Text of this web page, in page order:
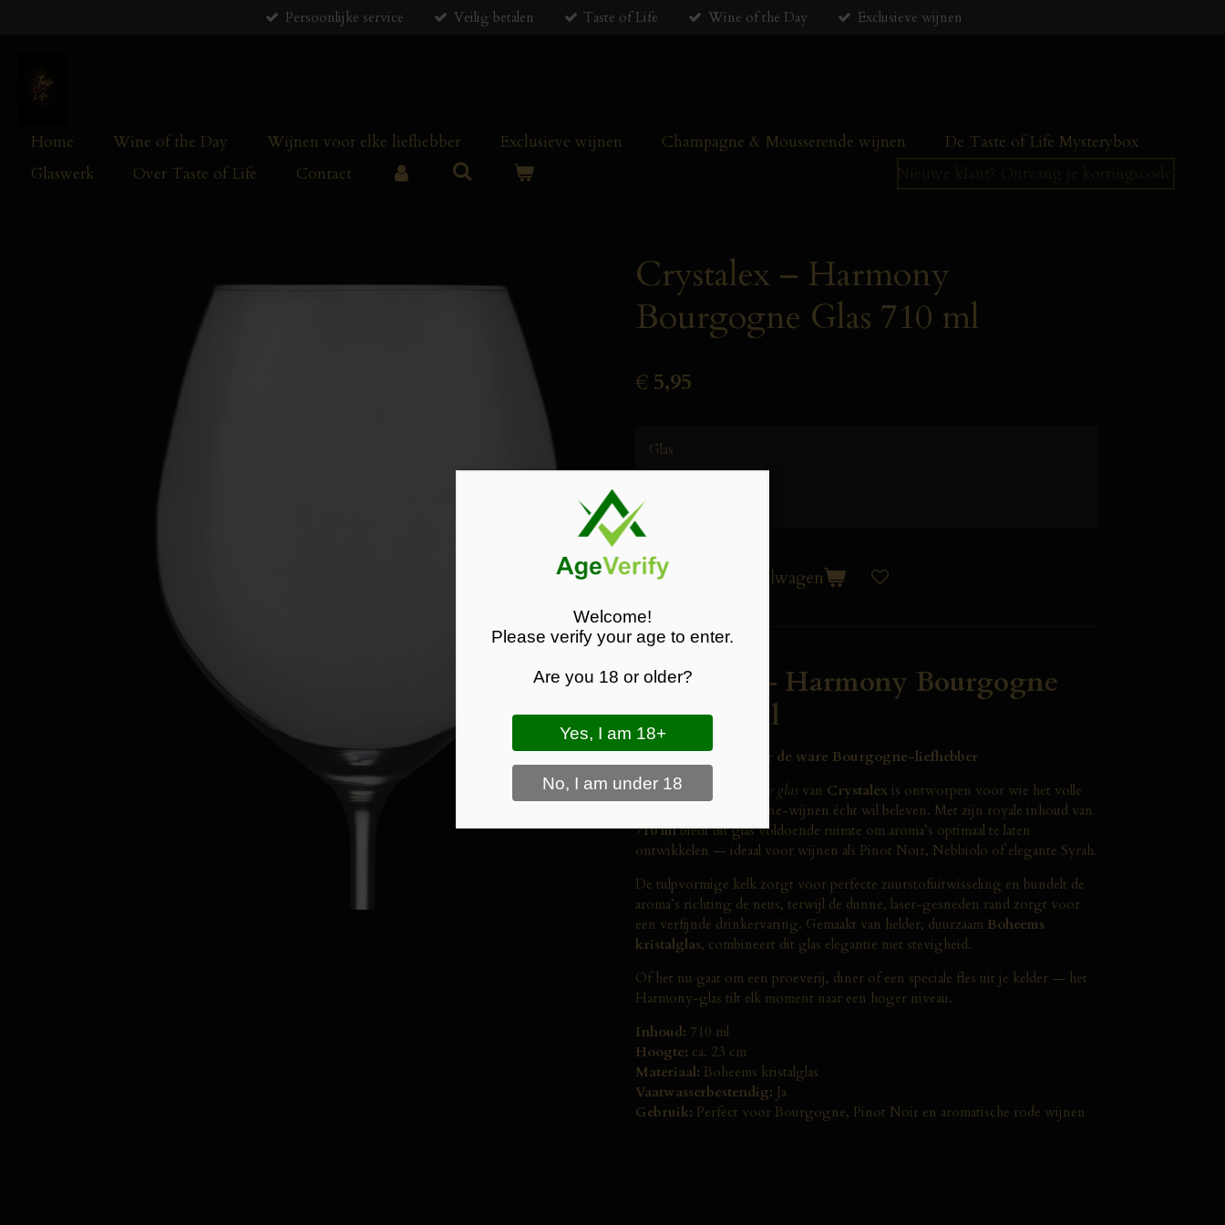
hoofdinhoud
Persoonlijke service Veilig betalen Taste of Life Wine of the Day Exclusieve wijnen
Home Wine of the Day Wijnen voor elke liefhebber Exclusieve wijnen Champagne & Mousserende wijnen
De Taste of Life Mysterybox
Glaswerk
Over Taste of Life Contact
Crystalex – Harmony
Bourgogne Glas 710 ml
€ 5,95
Glas
In winkelwagen
Crystalex – Harmony Bourgogne
Glas 710 ml
Stijlvol glaswerk voor de ware Bourgogne-liefhebber
Het Harmony Bourgogne glas van Crystalex is ontworpen voor wie het volle
karakter van Bourgogne-wijnen écht wil beleven. Met zijn royale inhoud van
710 mlbiedt dit glas voldoende ruimte om aroma’s optimaal te laten
ontwikkelen — ideaal voor wijnen als Pinot Noir, Nebbiolo of elegante Syrah.
De tulpvormige kelk zorgt voor perfecte zuurstofuitwisseling en bundelt de
aroma’s richting de neus, terwijl de dunne, laser-gesneden rand zorgt voor
een verfijnde drinkervaring. Gemaakt van helder, duurzaam Boheems
kristalglas, combineert dit glas elegantie met stevigheid.
Of het nu gaat om een proeverij, diner of een speciale fles uit je kelder — het
Harmony-glas tilt elk moment naar een hoger niveau.
Inhoud: 710 ml
Hoogte: ca. 23 cm
Materiaal: Boheems kristalglas
Vaatwasserbestendig: Ja
Gebruik: Perfect voor Bourgogne, Pinot Noir en aromatische rode wijnen
Welcome!
Please verify your age to enter.
Are you 18 or older?